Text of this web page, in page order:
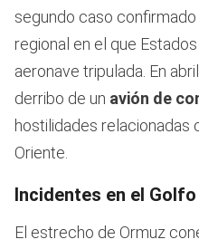
segundo caso
regional en el que
aeronave tripulada. En
derribo de un avión de
hostilidades relacionadas
Oriente.
Incidentes en el Golfo
El estrecho de Ormuz